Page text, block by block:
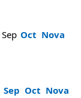
Sep Oct Nova
Sep Oct Nova